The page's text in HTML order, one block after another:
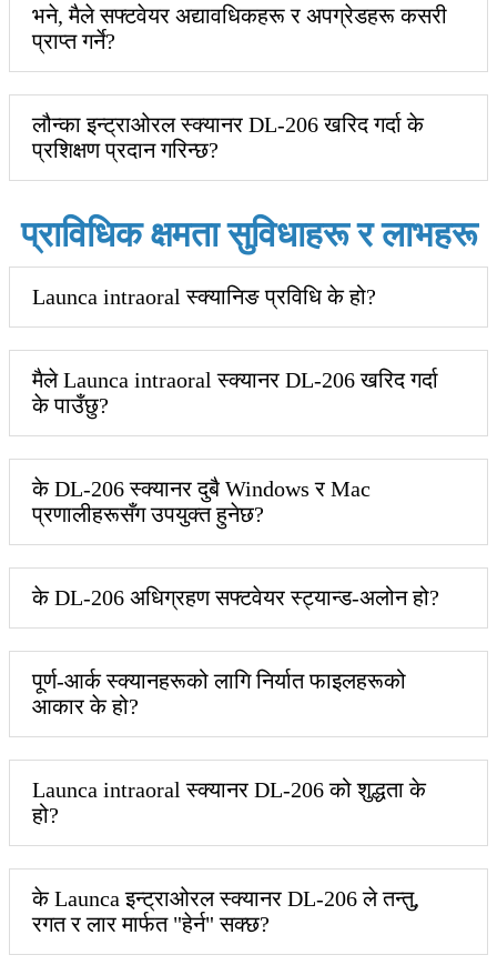
भने, मैले सफ्टवेयर अद्यावधिकहरू र अपग्रेडहरू कसरी
प्राप्त गर्ने?
लौन्का इन्ट्राओरल स्क्यानर DL-206 खरिद गर्दा के
प्रशिक्षण प्रदान गरिन्छ?
प्राविधिक क्षमता सुविधाहरू र लाभहरू
Launca intraoral स्क्यानिङ प्रविधि के हो?
मैले Launca intraoral स्क्यानर DL-206 खरिद गर्दा
के पाउँछु?
के DL-206 स्क्यानर दुबै Windows र Mac
प्रणालीहरूसँग उपयुक्त हुनेछ?
के DL-206 अधिग्रहण सफ्टवेयर स्ट्यान्ड-अलोन हो?
पूर्ण-आर्क स्क्यानहरूको लागि निर्यात फाइलहरूको
आकार के हो?
Launca intraoral स्क्यानर DL-206 को शुद्धता के
हो?
के Launca इन्ट्राओरल स्क्यानर DL-206 ले तन्तु,
रगत र लार मार्फत "हेर्न" सक्छ?